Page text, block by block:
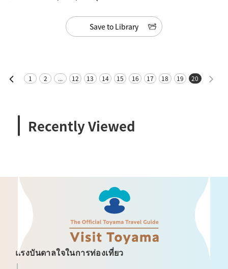
Save to Library
1 2 ... 12 13 14 15 16 17 18 19 20
Recently Viewed
แรงบันดาลใจในการท่องเที่ยว